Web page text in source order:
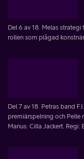
Del 6 av 18. Melas strategi
rollen som plågad
Del 7 av 18. Petras band
premiärspelning och Pelle
Manus: Cilla Jackert. Regi: